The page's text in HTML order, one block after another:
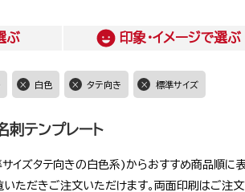
ぶ 印象・イメージで選ぶ
白色 タテ向き 標準サイズ
刺テンプレート
イズタテ向きの白色系)からおすすめ商品順に表
ただきご注文いただけます。両面印刷はご注文